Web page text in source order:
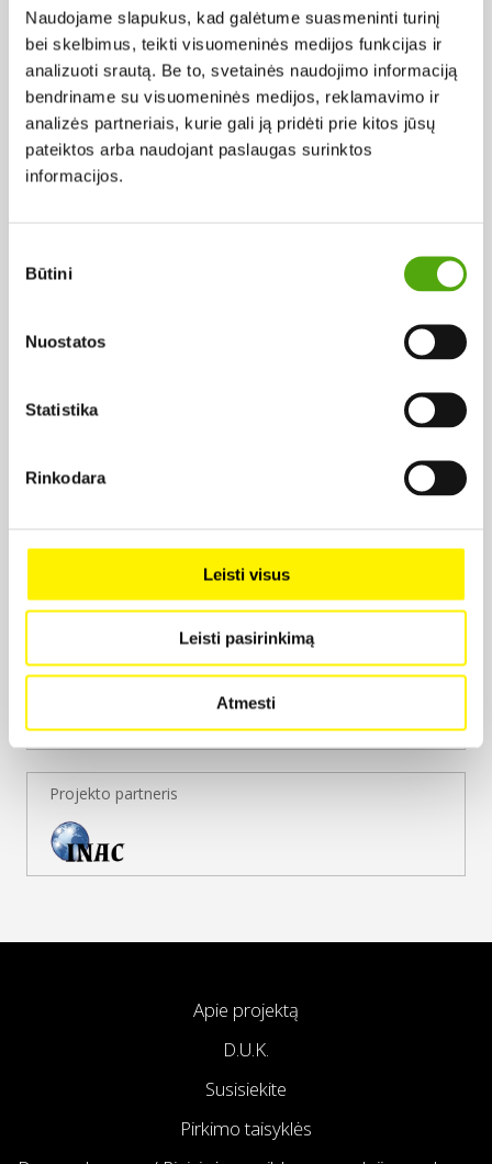
Naudojame slapukus, kad galėtume suasmeninti turinį
bei skelbimus, teikti visuomeninės medijos funkcijas ir
analizuoti srautą. Be to, svetainės naudojimo informaciją
bendriname su visuomeninės medijos, reklamavimo ir
analizės partneriais, kurie gali ją pridėti prie kitos jūsų
pateiktos arba naudojant paslaugas surinktos
informacijos.
pasirinkimas
Būtini
Nuostatos
Statistika
Rinkodara
Leisti visus
Leisti pasirinkimą
Atmesti
Žydrasis horizontas
Projekto partneris
Projekto partneris
Projekto partneris
Apie projektą
D.U.K.
Susisiekite
Pirkimo taisyklės